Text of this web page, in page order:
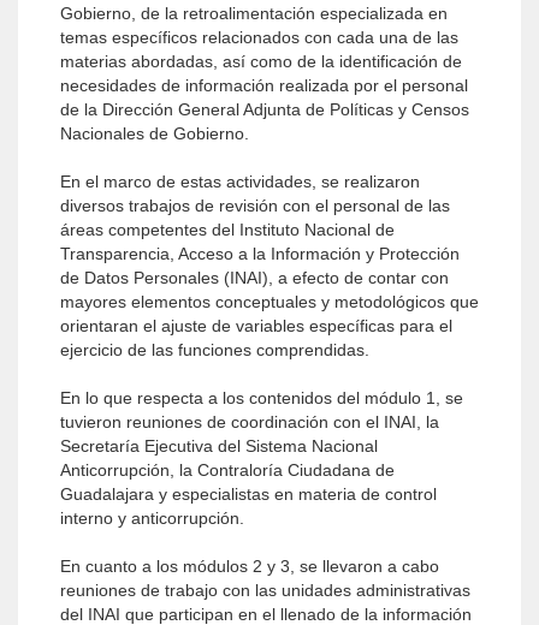
Gobierno, de la retroalimentación especializada en
temas específicos relacionados con cada una de las
materias abordadas, así como de la identificación de
necesidades de información realizada por el personal
de la Dirección General Adjunta de Políticas y Censos
Nacionales de Gobierno.
En el marco de estas actividades, se realizaron
diversos trabajos de revisión con el personal de las
áreas competentes del Instituto Nacional de
Transparencia, Acceso a la Información y Protección
de Datos Personales (INAI), a efecto de contar con
mayores elementos conceptuales y metodológicos que
orientaran el ajuste de variables específicas para el
ejercicio de las funciones comprendidas.
En lo que respecta a los contenidos del módulo 1, se
tuvieron reuniones de coordinación con el INAI, la
Secretaría Ejecutiva del Sistema Nacional
Anticorrupción, la Contraloría Ciudadana de
Guadalajara y especialistas en materia de control
interno y anticorrupción.
En cuanto a los módulos 2 y 3, se llevaron a cabo
reuniones de trabajo con las unidades administrativas
del INAI que participan en el llenado de la información